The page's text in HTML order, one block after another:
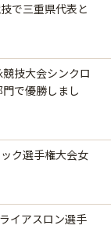
で三重県代表と
技大会シンクロ
で優勝しまし
ク選手権大会女
イアスロン選手